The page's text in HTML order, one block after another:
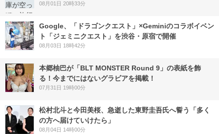
08月01日 20時33分
Google、「ドラゴンクエスト」×Geminiのコラボイベン
ト「ジェミニクエスト」を渋谷・原宿で開催
08月03日 18時42分
本郷柚巴が「BLT MONSTER Round 9」の表紙を飾
る！今までにはないグラビアを掲載！
07月31日 19時00分
松村北斗と今田美桜、急逝した東野圭吾氏へ誓う「多く
の方へ届けていけたら」
08月04日 14時00分